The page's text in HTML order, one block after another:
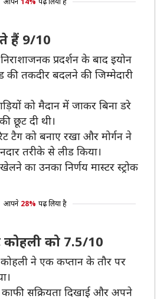
हैं 9/10
प्रदर्शन के बाद इयोन
की तकदीर बदलने की जिम्मेदारी
को मैदान में जाकर बिना डरे
छूट दी थी।
टैग को बनाए रखा और मोर्गन ने
तरीके से लीड किया।
का उनका निर्णय मास्टर स्ट्रोक
आपने 28% पढ़ लिया है
कोहली को 7.5/10
ने एक कप्तान के तौर पर
सक्रियता दिखाई और अपने